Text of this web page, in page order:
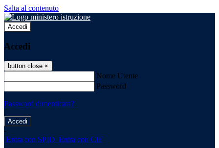
Salta al contenuto
Accedi
Accedi
button close ×
Nome Utente
Password
Password dimenticata?
-
Entra con SPID Entra con CIE